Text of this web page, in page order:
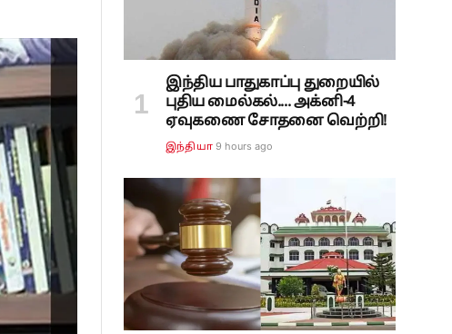
இந்திய பாதுகாப்பு துறையில்
புதிய மைல்கல்.... அக்னி-4
ஏவுகணை சோதனை வெற்றி!
இந்தியா 9 hours ago